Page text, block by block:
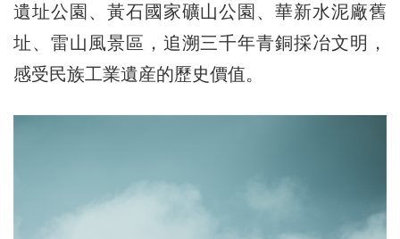
遺址公園、黃石國家礦山公園、華新水泥廠舊
址、雷山風景區，追溯三千年青銅採冶文明，
感受民族工業遺産的歷史價值。